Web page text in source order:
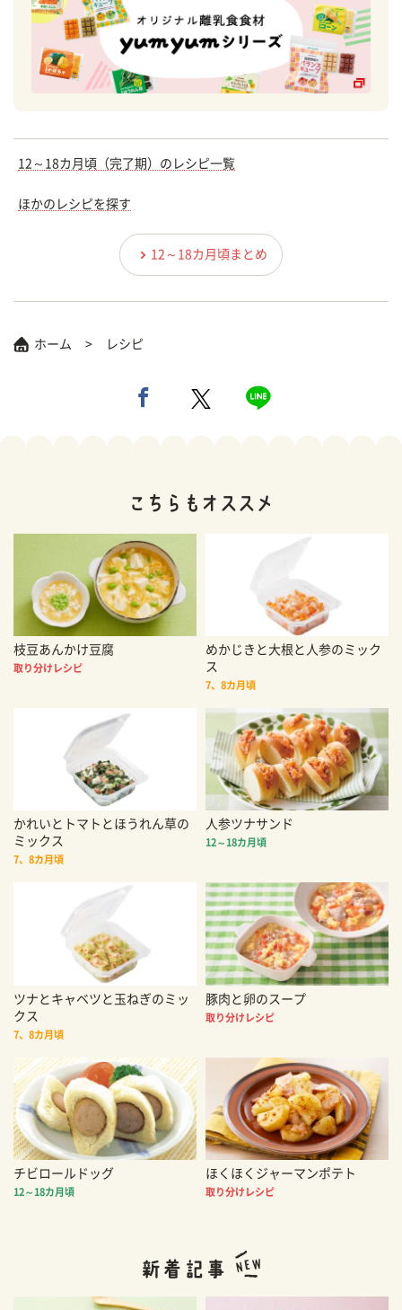
12～18カ月頃（完了期）のレシピ一覧
ほかのレシピを探す
12～18カ月頃まとめ
ホーム レシピ
枝豆あんかけ豆腐
取り分けレシピ
めかじきと大根と人参のミック
ス
7、8カ月頃
かれいとトマトとほうれん草の
ミックス
7、8カ月頃
人参ツナサンド
12～18カ月頃
ツナとキャベツと玉ねぎのミッ
クス
7、8カ月頃
豚肉と卵のスープ
取り分けレシピ
チビロールドッグ
12～18カ月頃
ほくほくジャーマンポテト
取り分けレシピ